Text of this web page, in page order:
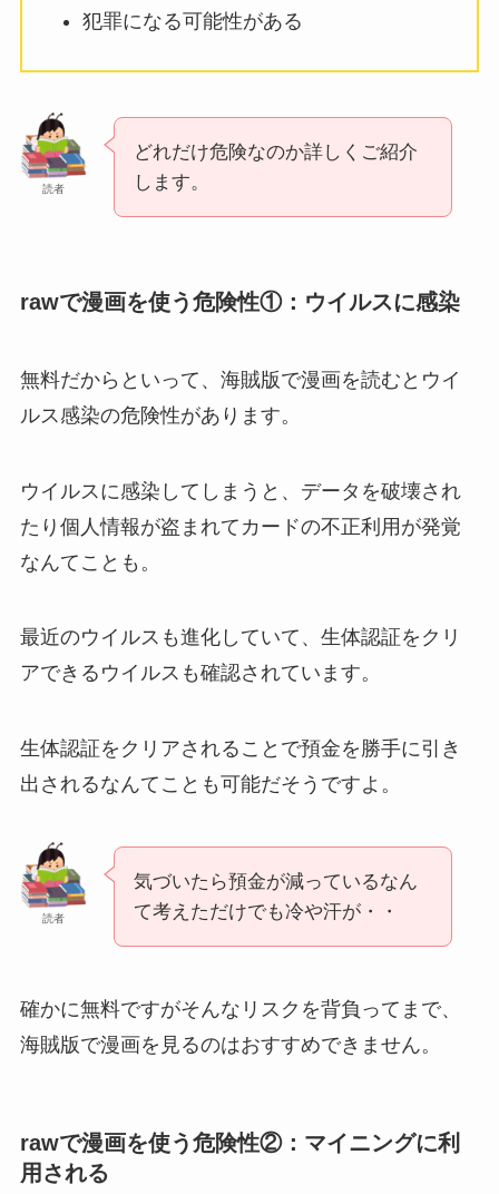
犯罪になる可能性がある
読者
どれだけ危険なのか詳しくご紹介
します。
rawで漫画を使う危険性①：ウイルスに感染
無料だからといって、海賊版で漫画を読むとウイ
ルス感染の危険性があります。
ウイルスに感染してしまうと、データを破壊され
たり個人情報が盗まれてカードの不正利用が発覚
なんてことも。
最近のウイルスも進化していて、生体認証をクリ
アできるウイルスも確認されています。
生体認証をクリアされることで預金を勝手に引き
出されるなんてことも可能だそうですよ。
読者
気づいたら預金が減っているなん
て考えただけでも冷や汗が・・
確かに無料ですがそんなリスクを背負ってまで、
海賊版で漫画を見るのはおすすめできません。
rawで漫画を使う危険性②：マイニングに利
用される